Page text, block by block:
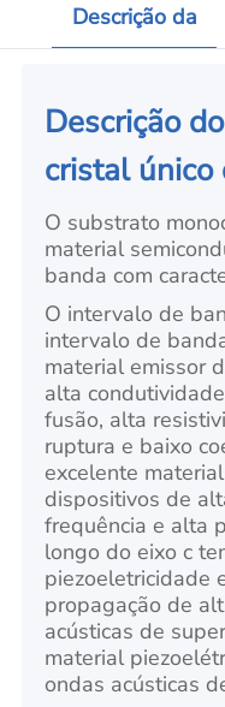
Descrição da
Descrição
cristal único
O substrato
material
banda com
O intervalo de
intervalo de
material emissor
alta
fusão, alta
ruptura e baixo
excelente
dispositivos de
frequência e alta
longo do eixo c
piezoeletricidade
propagação de
acústicas de
material
ondas acústicas